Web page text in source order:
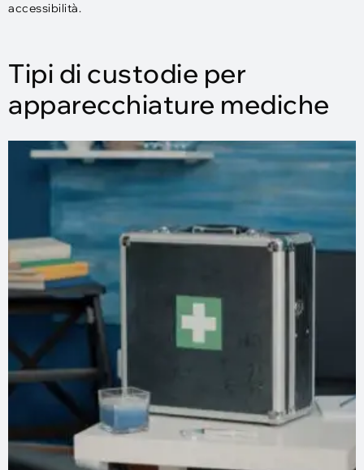
accessibilità.
Tipi di custodie per
apparecchiature mediche